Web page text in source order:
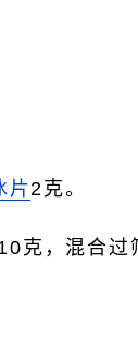
片2克。
克，混合过